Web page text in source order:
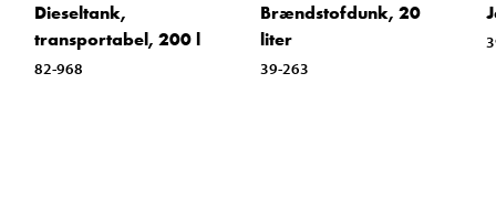
Dieseltank,
transportabel, 200 l
82-968
Brændstofdunk, 20
liter
39-263